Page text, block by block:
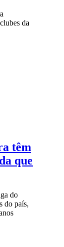
da
têm
que
do
do país,